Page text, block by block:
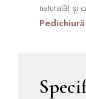
naturală) și
Pedichiură.